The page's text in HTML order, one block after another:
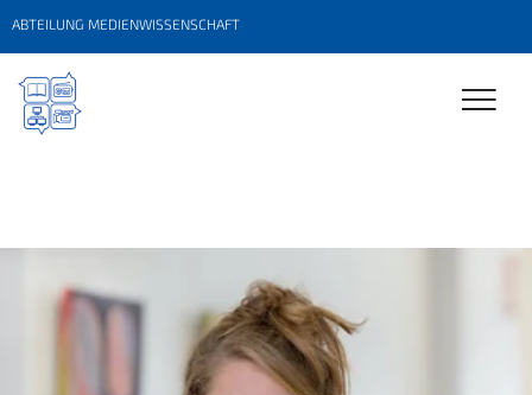
ABTEILUNG MEDIENWISSENSCHAFT